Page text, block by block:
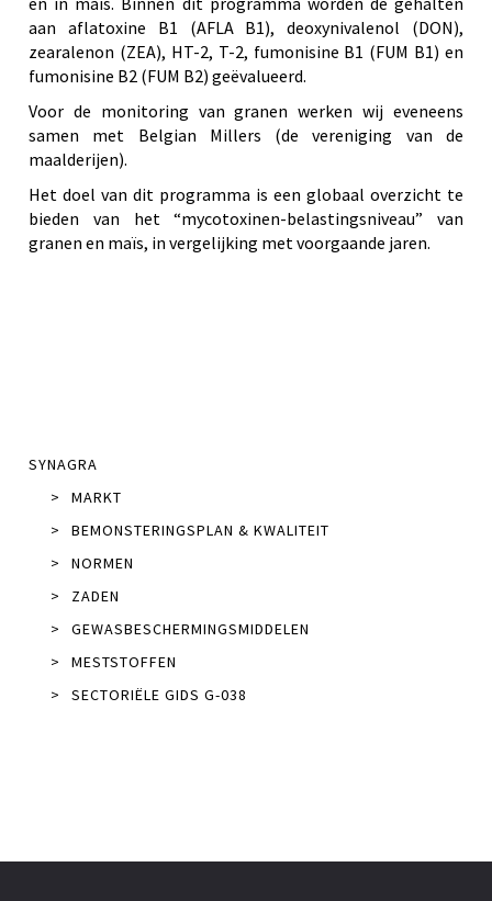
aan aflatoxine B1 (AFLA B1), deoxynivalenol (DON),
zearalenon (ZEA), HT-2, T-2, fumonisine B1 (FUM B1) en
fumonisine B2 (FUM B2) geëvalueerd.
Voor de monitoring van granen werken wij eveneens
samen met Belgian Millers (de vereniging van de
maalderijen).
Het doel van dit programma is een globaal overzicht te
bieden van het “mycotoxinen-belastingsniveau” van
granen en maïs, in vergelijking met voorgaande jaren.
SYNAGRA
>
MARKT
>
BEMONSTERINGSPLAN & KWALITEIT
>
NORMEN
>
ZADEN
>
GEWASBESCHERMINGSMIDDELEN
>
MESTSTOFFEN
>
SECTORIËLE GIDS G-038